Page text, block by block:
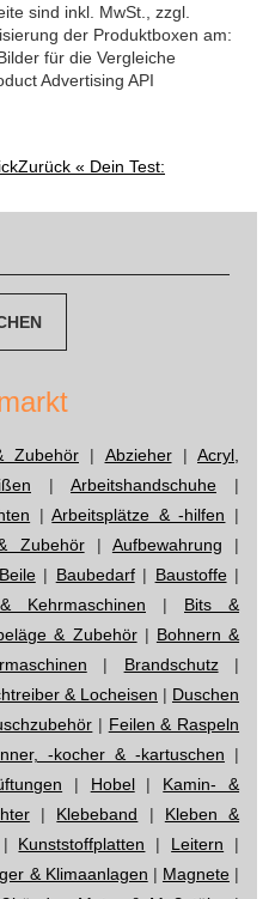
sind inkl. MwSt., zzgl.
der Produktboxen am:
für die Vergleiche
Advertising API
Zurück « Dein Test:
Zubehör | Abzieher| Acryl,
| Arbeitshandschuhe |
|Arbeitsplätze & -hilfen |
Zubehör| Aufbewahrung |
| Baubedarf| Baustoffe|
Kehrmaschinen | Bits &
& Zubehör| Bohnern &
| Brandschutz|
& Locheisen | Duschen
| Feilen & Raspeln
-kocher & -kartuschen |
| Hobel| Kamin- &
| Klebeband | Kleben &
| Kunststoffplatten | Leitern |
& Klimaanlagen | Magnete|